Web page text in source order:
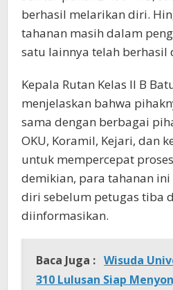
berhasil melarikan diri.
tahanan masih dalam
satu lainnya telah berhasil
Kepala Rutan Kelas II B
menjelaskan bahwa
sama dengan berbagai
OKU, Koramil, Kejari, dan
untuk mempercepat
demikian, para tahanan
diri sebelum petugas tiba
diinformasikan.
Baca Juga : Wisuda
310 Lulusan Siap